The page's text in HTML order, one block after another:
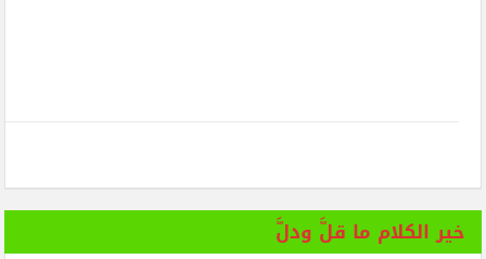
خير الكلام ما قلَّ ودلَّ